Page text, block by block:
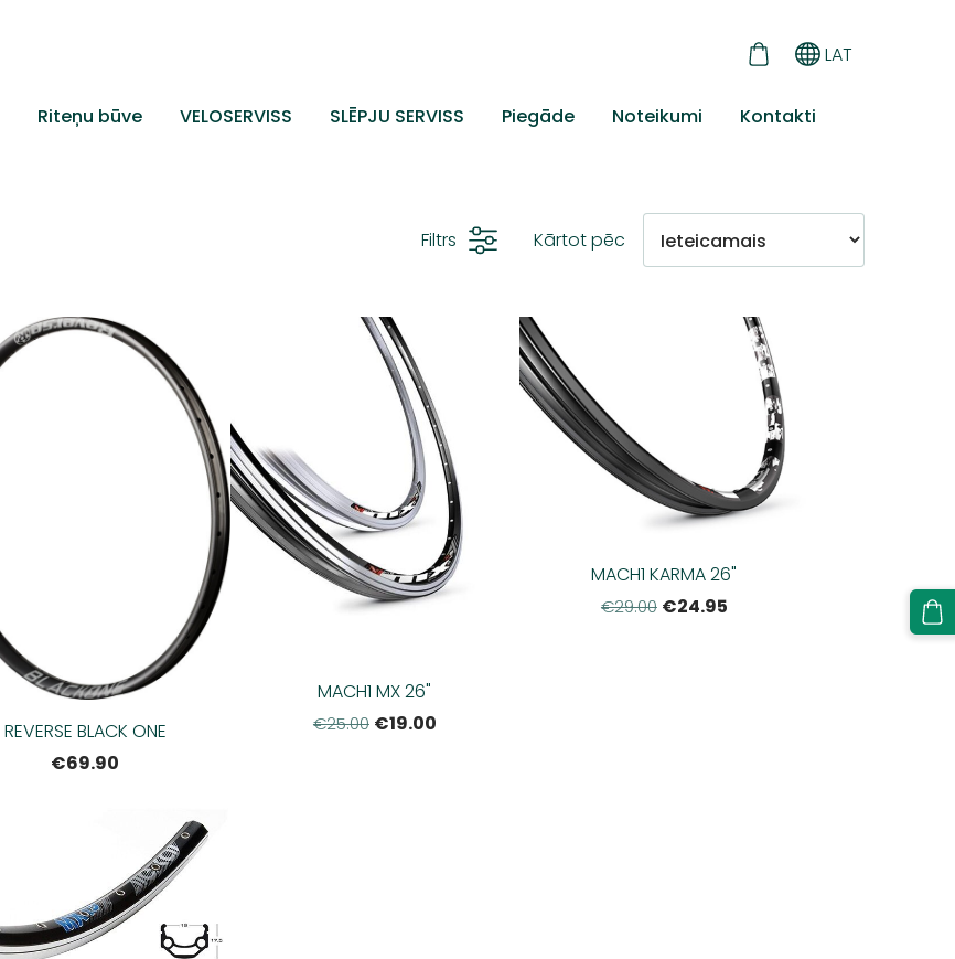
Riteņu būve VELOSERVISS SLĒPJU SERVISS Piegāde Noteikumi Kontakti
LAT
Filtrs Kārtot pēc
REVERSE BLACK ONE
€69.90
MACH1 MX 26"
€25.00 €19.00
MACH1 KARMA 26"
€29.00 €24.95